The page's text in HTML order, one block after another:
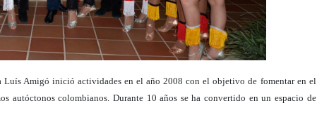
Amigó inició actividades en el año 2008 con el objetivo de fomentar en el
colombianos. Durante 10 años se ha convertido en un espacio de